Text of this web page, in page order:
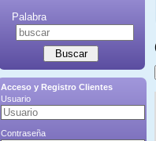
Palabra
Acceso y Registro Clientes
Usuario
Contraseña